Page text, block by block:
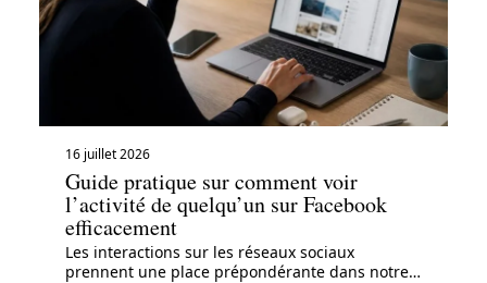
16 juillet 2026
Guide pratique sur comment voir
l’activité de quelqu’un sur Facebook
efficacement
Les interactions sur les réseaux sociaux
prennent une place prépondérante dans notre…